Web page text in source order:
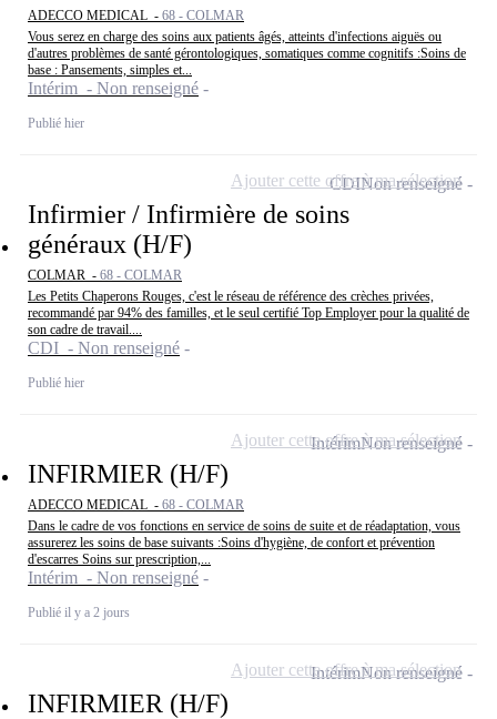
ADECCO MEDICAL - 68 - COLMAR
Vous serez en charge des soins aux patients âgés, atteints d'infections aiguës ou
d'autres problèmes de santé gérontologiques, somatiques comme cognitifs :Soins de
base : Pansements, simples et...
Intérim - Non renseigné
Publié hier
Infirmier / Infirmière de soins
généraux (H/F)
COLMAR - 68 - COLMAR
Les Petits Chaperons Rouges, c'est le réseau de référence des crèches privées,
recommandé par 94% des familles, et le seul certifié Top Employer pour la qualité de
son cadre de travail....
CDI - Non renseigné
Publié hier
CDINon renseigné
Ajouter cette offre à ma sélection
INFIRMIER (H/F)
ADECCO MEDICAL - 68 - COLMAR
Dans le cadre de vos fonctions en service de soins de suite et de réadaptation, vous
assurerez les soins de base suivants :Soins d'hygiène, de confort et prévention
d'escarres Soins sur prescription,...
Intérim - Non renseigné
Publié il y a 2 jours
IntérimNon renseigné
Ajouter cette offre à ma sélection
INFIRMIER (H/F)
IntérimNon renseigné
Ajouter cette offre à ma sélection